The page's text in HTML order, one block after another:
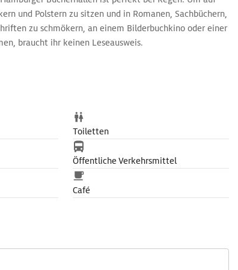
und Polstern zu sitzen und in Romanen, Sachbüchern,
zu schmökern, an einem Bilderbuchkino oder einer
braucht ihr keinen Leseausweis.
Toiletten
Öffentliche Verkehrsmittel
Café